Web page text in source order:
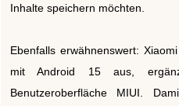
Inhalte speichern möchten.
Ebenfalls erwähnenswert:
mit Android 15 aus,
Benutzeroberfläche MIUI.